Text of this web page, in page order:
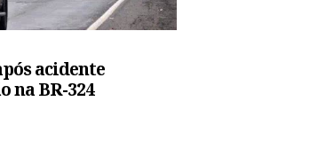
acidente
na BR-324